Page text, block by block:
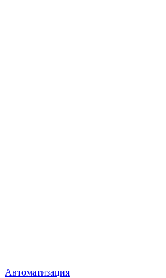
Автоматизация